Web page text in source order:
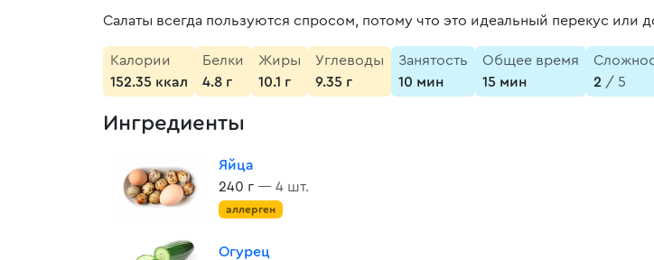
Салаты всегда пользуются спросом, потому что это идеальный перекус или
Калории
152.35 ккал
Белки
4.8 г
Жиры
10.1 г
Углеводы
9.35 г
Занятость
10 мин
Общее время
15 мин
2 / 5
Ингредиенты
Яйца
240 г — 4 шт.
аллерген
Огурец